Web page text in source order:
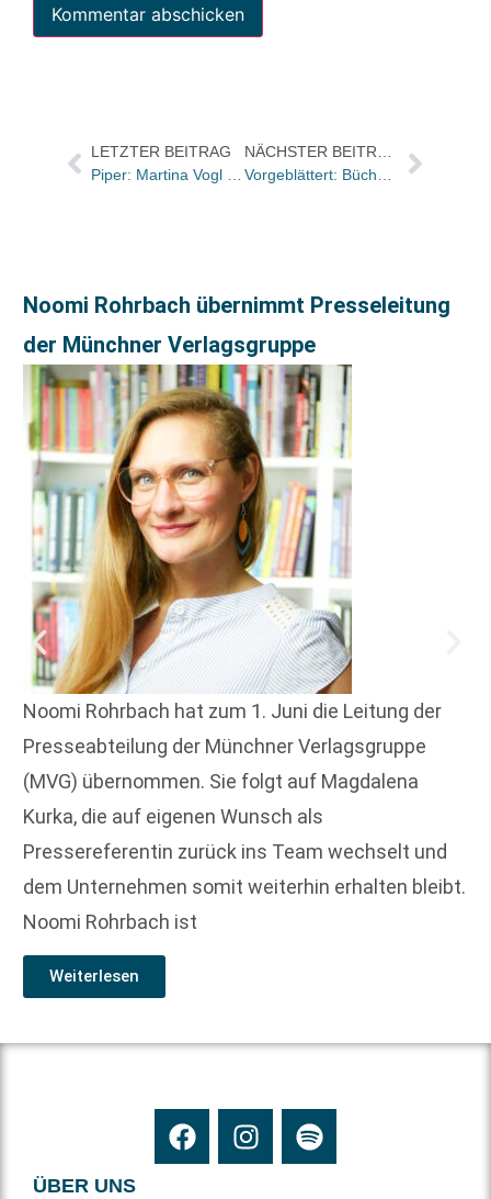
LETZTER BEITRAG
Noomi Rohrbach übernimmt Presseleitung
der Münchner Verlagsgruppe
Noomi Rohrbach hat zum 1. Juni die Leitung der
Presseabteilung der Münchner Verlagsgruppe
(MVG) übernommen. Sie folgt auf Magdalena
Kurka, die auf eigenen Wunsch als
Pressereferentin zurück ins Team wechselt und
dem Unternehmen somit weiterhin erhalten bleibt.
Noomi Rohrbach ist
Weiterlesen
ÜBER UNS